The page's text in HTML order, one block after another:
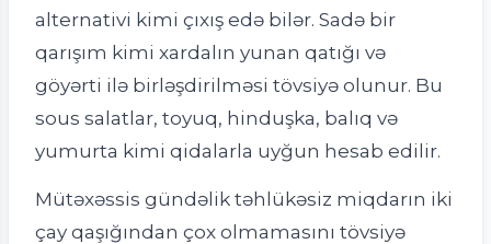
alternativi kimi çıxış edə bilər. Sadə bir
qarışım kimi xardalın yunan qatığı və
göyərti ilə birləşdirilməsi tövsiyə olunur. Bu
sous salatlar, toyuq, hinduşka, balıq və
yumurta kimi qidalarla uyğun hesab edilir.
Mütəxəssis gündəlik təhlükəsiz miqdarın iki
çay qaşığından çox olmamasını tövsiyə